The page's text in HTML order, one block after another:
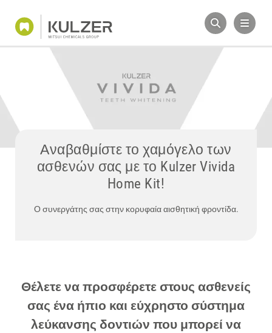
Αναβαθμίστε το χαμόγελο των
ασθενών σας με το Kulzer Vivida
Home Kit!
Ο συνεργάτης σας στην κορυφαία αισθητική φροντίδα.
Θέλετε να προσφέρετε στους ασθενείς
σας ένα ήπιο και εύχρηστο σύστημα
λεύκανσης δοντιών που μπορεί να